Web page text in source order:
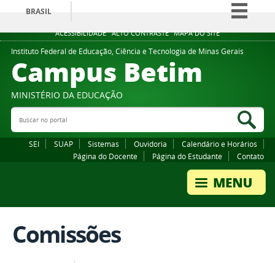
ACESSIBILIDADE ALTO CONTRASTE MAPA DO SITE
BRASIL
Simplifique!
Comunica BR
Participe
Legislação
Instituto Federal de Educação, Ciência e Tecnologia de Minas Gerais
Campus Betim
MINISTÉRIO DA EDUCAÇÃO
Buscar no portal
SEI SUAP Sistemas Ouvidoria
Calendário e Horários
Página do Docente
Página do Estudante Contato
Comissões